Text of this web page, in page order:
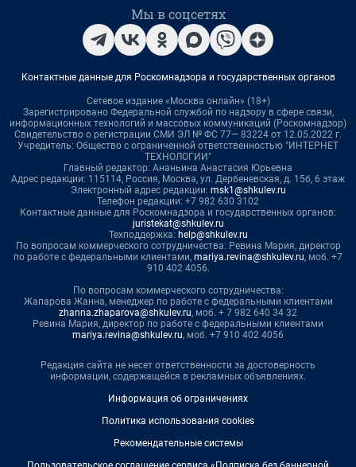
Мы в соцсетях
Контактные данные для Роскомнадзора и государственных органов
Сетевое издание «Москва онлайн» (18+)
Зарегистрировано Федеральной службой по надзору в сфере связи,
информационных технологий и массовых коммуникаций (Роскомнадзор)
Свидетельство о регистрации СМИ ЭЛ № ФС 77— 83224 от 12.05.2022 г.
Учредитель: Общество с ограниченной ответственностью "ИНТЕРНЕТ
ТЕХНОЛОГИИ"
Главный редактор: Ананьина Анастасия Юрьевна
Адрес редакции: 115114, Россия, Москва, ул. Дербеневская, д. 15б, 6 этаж
Электронный адрес редакции: msk1@shkulev.ru
Телефон редакции: +7 982 630 3102
Контактные данные для Роскомнадзора и государственных органов:
juristekat@shkulev.ru
Техподдержка: help@shkulev.ru
По вопросам коммерческого сотрудничества: Ревина Мария, директор
по работе с федеральными клиентами, mariya.revina@shkulev.ru, моб. +7
910 402 4056.
По вопросам коммерческого сотрудничества:
Жапарова Жанна, менеджер по работе с федеральными клиентами
zhanna.zhaparova@shkulev.ru, моб. + 7 982 640 34 32
Ревина Мария, директор по работе с федеральными клиентами
mariya.revina@shkulev.ru, моб. +7 910 402 4056
Редакция сайта не несет ответственности за достоверность
информации, содержащейся в рекламных объявлениях.
Информация об ограничениях
Политика использования cookies
Рекомендательные системы